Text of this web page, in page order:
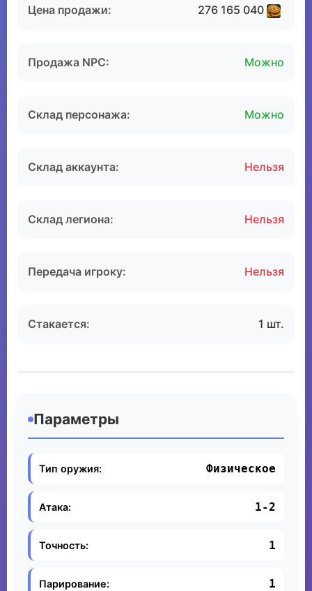
Цена продажи: 276 165 040
Продажа NPC: Можно
Склад персонажа: Можно
Склад аккаунта: Нельзя
Склад легиона: Нельзя
Передача игроку: Нельзя
Стакается: 1 шт.
Параметры
Тип оружия: Физическое
Атака: 1-2
Точность: 1
Парирование: 1